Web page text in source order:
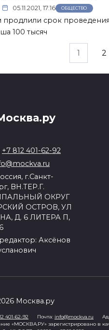
05.11.2021, 17:16 ОБЩЕСТВО
продлили срок проведения
100 тысяч
1 2
+7 812 401-62-92
г.Санкт-
ВН.ТЕР.Г.
ОКРУГ
ОСТРОВ, УЛ
Д. 6 ЛИТЕРА П,
Аксёнов
Москва.ру
401-62-92 Почта: info@mockva.ru
«МОСКВА.РУ» зарегистрировано в